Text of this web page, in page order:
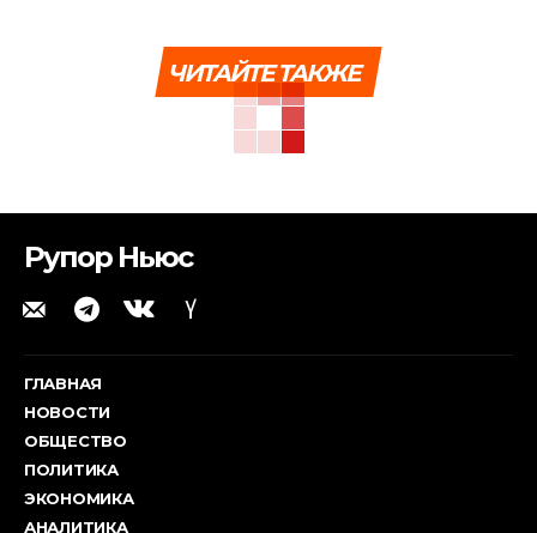
ЧИТАЙТЕ ТАКЖЕ
Рупор Ньюс
ГЛАВНАЯ
НОВОСТИ
ОБЩЕСТВО
ПОЛИТИКА
ЭКОНОМИКА
АНАЛИТИКА